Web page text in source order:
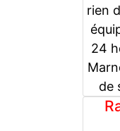
rien
24
de